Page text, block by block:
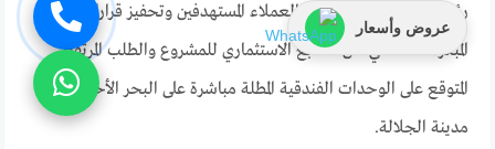
رؤية الشركة لزيادة قاعدة العملاء المستهدفين وتحفيز قرارات الشراء
المبكر، خاصة في ظل الطابع الاستثماري للمشروع والطلب المرتفع
المتوقع على الوحدات الفندقية المطلة مباشرة على البحر الأحمر داخل
مدينة الجلالة.
عروض وأسعار